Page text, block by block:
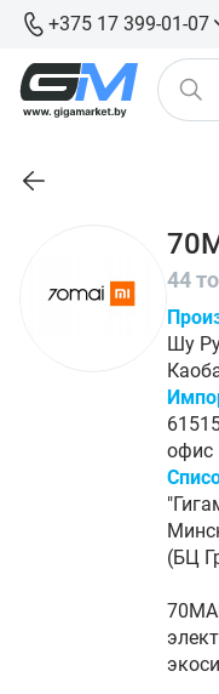
+375 17 399-01-07
44
Шу
офис
(БЦ